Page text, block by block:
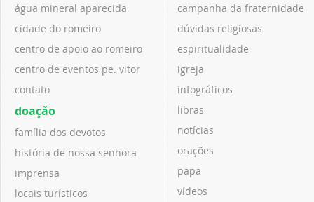
água mineral aparecida
cidade do romeiro
centro de apoio ao romeiro
centro de eventos pe. vitor
contato
doação
família dos devotos
história de nossa senhora
imprensa
locais turísticos
campanha da fraternidade
dúvidas religiosas
espiritualidade
igreja
infográficos
libras
notícias
orações
papa
vídeos